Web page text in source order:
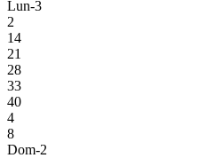
Lun-3
2
14
21
28
33
40
4
8
Dom-2